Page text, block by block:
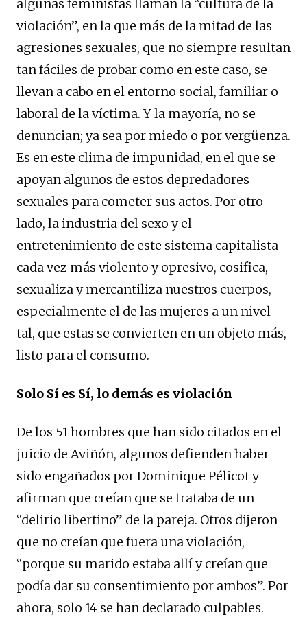
algunas feministas llaman la “cultura de la
violación”, en la que más de la mitad de las
agresiones sexuales, que no siempre resultan
tan fáciles de probar como en este caso, se
llevan a cabo en el entorno social, familiar o
laboral de la víctima. Y la mayoría, no se
denuncian; ya sea por miedo o por vergüenza.
Es en este clima de impunidad, en el que se
apoyan algunos de estos depredadores
sexuales para cometer sus actos. Por otro
lado, la industria del sexo y el
entretenimiento de este sistema capitalista
cada vez más violento y opresivo, cosifica,
sexualiza y mercantiliza nuestros cuerpos,
especialmente el de las mujeres a un nivel
tal, que estas se convierten en un objeto más,
listo para el consumo.
Solo Sí es Sí, lo demás es violación
De los 51 hombres que han sido citados en el
juicio de Aviñón, algunos defienden haber
sido engañados por Dominique Pélicot y
afirman que creían que se trataba de un
“delirio libertino” de la pareja. Otros dijeron
que no creían que fuera una violación,
“porque su marido estaba allí y creían que
podía dar su consentimiento por ambos”. Por
ahora, solo 14 se han declarado culpables.